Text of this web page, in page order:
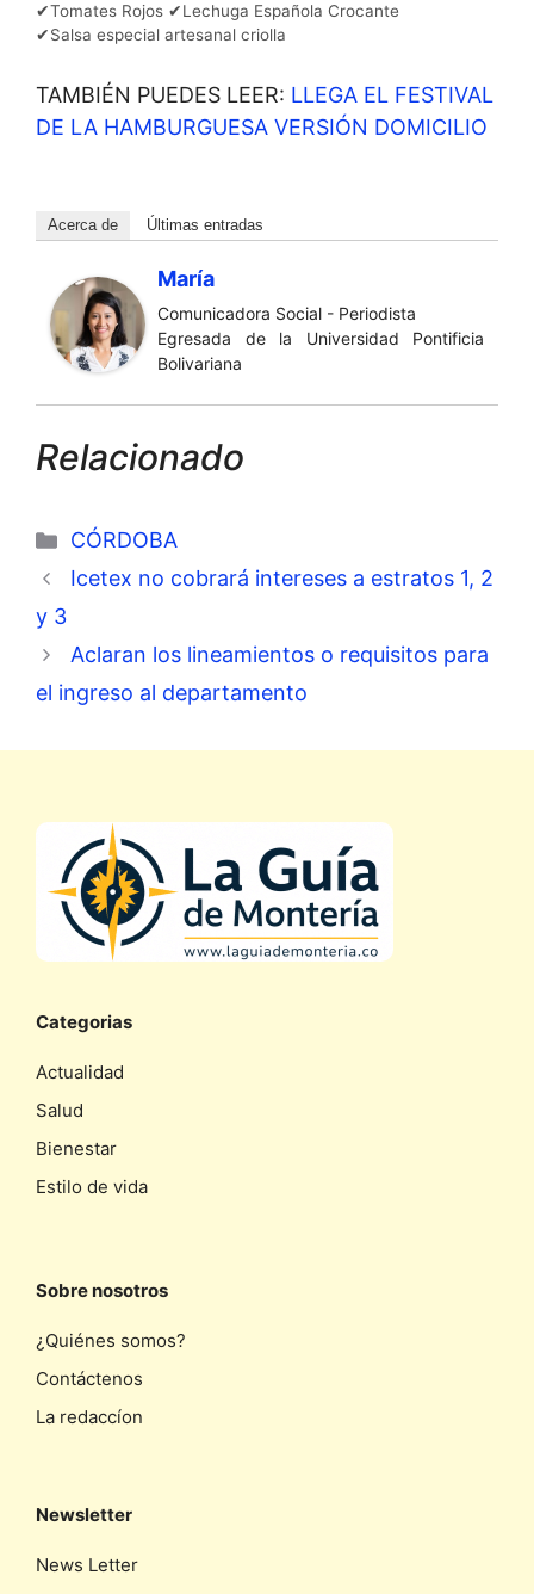
✔Tomates Rojos ✔Lechuga Española Crocante
✔Salsa especial artesanal criolla
TAMBIÉN PUEDES LEER: LLEGA EL FESTIVAL
DE LA HAMBURGUESA VERSIÓN DOMICILIO
Acerca de Últimas entradas
María
Comunicadora Social - Periodista
Egresada de la Universidad Pontificia
Bolivariana
Relacionado
Categorías
CÓRDOBA
Icetex no cobrará intereses a estratos 1, 2
y 3
Aclaran los lineamientos o requisitos para
el ingreso al departamento
Categorias
Actualidad
Salud
Bienestar
Estilo de vida
Sobre nosotros
¿Quiénes somos?
Contáctenos
La redaccíon
Newsletter
News Letter